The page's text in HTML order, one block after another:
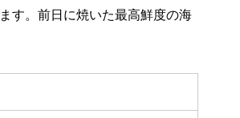
す。前日に焼いた最高鮮度の海